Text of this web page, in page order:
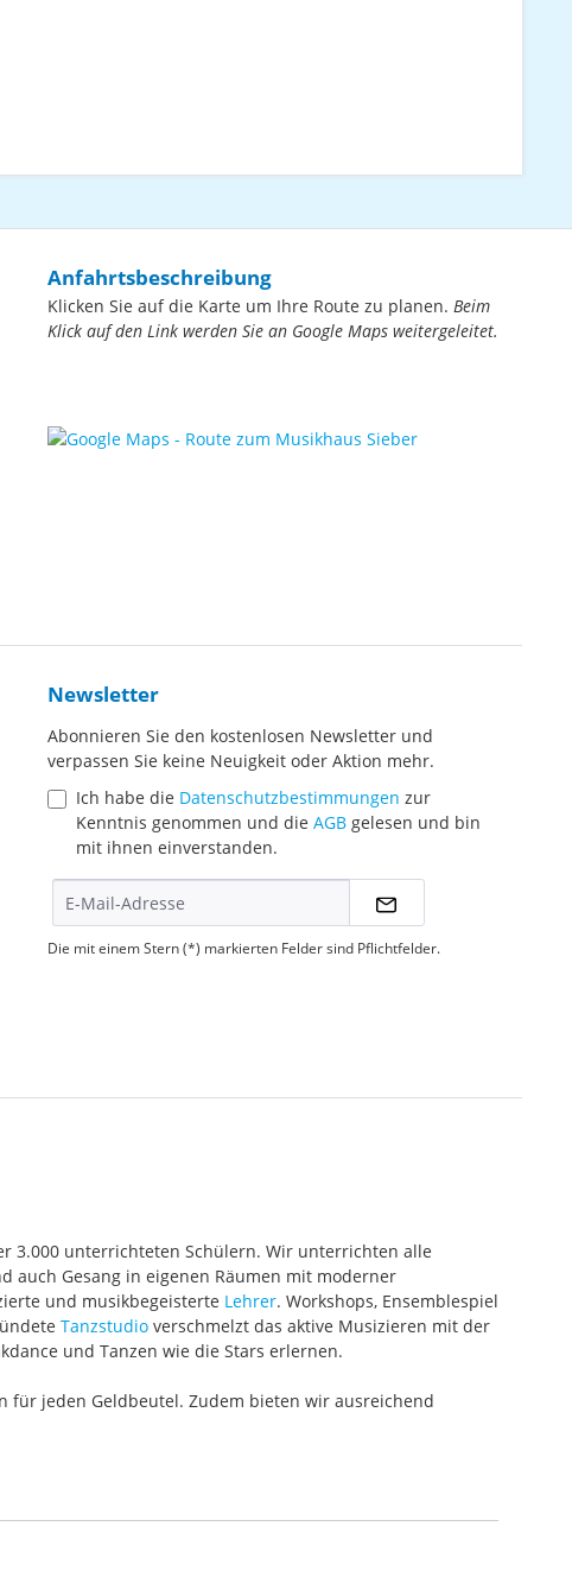
Anfahrtsbeschreibung
Klicken Sie auf die Karte um Ihre Route zu planen. Beim
Klick auf den Link werden Sie an Google Maps weitergeleitet.
Newsletter
Abonnieren Sie den kostenlosen Newsletter und
verpassen Sie keine Neuigkeit oder Aktion mehr.
Ich habe die Datenschutzbestimmungen zur
Kenntnis genommen und die AGB gelesen und bin
mit ihnen einverstanden.
Die mit einem Stern (*) markierten Felder sind Pflichtfelder.
3.000 unterrichteten Schülern. Wir unterrichten alle
auch Gesang in eigenen Räumen mit moderner
und musikbegeisterte Lehrer. Workshops, Ensemblespiel
Tanzstudio verschmelzt das aktive Musizieren mit der
und Tanzen wie die Stars erlernen.
für jeden Geldbeutel. Zudem bieten wir ausreichend